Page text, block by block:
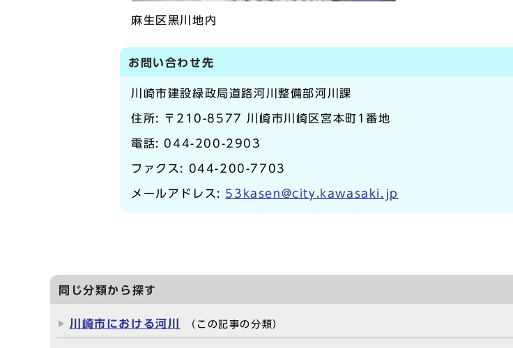
麻生区黒川地内
お問い合わせ先
川崎市建設緑政局道路河川整備部河川課
住所: 〒210-8577 川崎市川崎区宮本町1番地
電話: 044-200-2903
ファクス: 044-200-7703
メールアドレス: 53kasen@city.kawasaki.jp
同じ分類から探す
川崎市における河川 （この記事の分類）